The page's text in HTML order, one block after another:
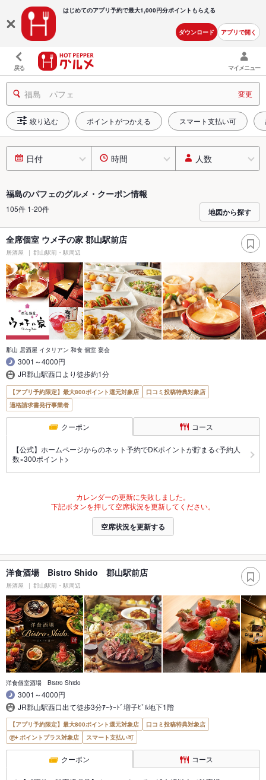
はじめてのアプリ予約で最大1,000円分ポイントもらえる
ダウンロード アプリで開く
戻る マイメニュー
福島 パフェ 変更
絞り込む ポイントがつかえる スマート支払い可
日付 時間 人数
福島のパフェのグルメ・クーポン情報
105件 1-20件 地図から探す
全席個室 ウメ子の家 郡山駅前店
居酒屋 郡山駅前・駅周辺
郡山 居酒屋 イタリアン 和食 個室 宴会
3001～4000円
JR郡山駅西口より徒歩約1分
【アプリ予約限定】最大800ポイント還元対象店
口コミ投稿特典対象店
適格請求書発行事業者
クーポン コース
【公式】ホームページからのネット予約でDKポイントが貯まる<予約人
数×300ポイント>
カレンダーの更新に失敗しました。
下記ボタンを押して空席状況を更新してください。
空席状況を更新する
洋食酒場 Bistro Shido 郡山駅前店
居酒屋 郡山駅前・駅周辺
洋食個室酒場 Bistro Shido
3001～4000円
JR郡山駅西口出て徒歩3分ｱｰｹｰﾄﾞ増子ﾋﾞﾙ地下1階
【アプリ予約限定】最大800ポイント還元対象店
口コミ投稿特典対象店
ポイントプラス対象店
スマート支払い可
クーポン コース